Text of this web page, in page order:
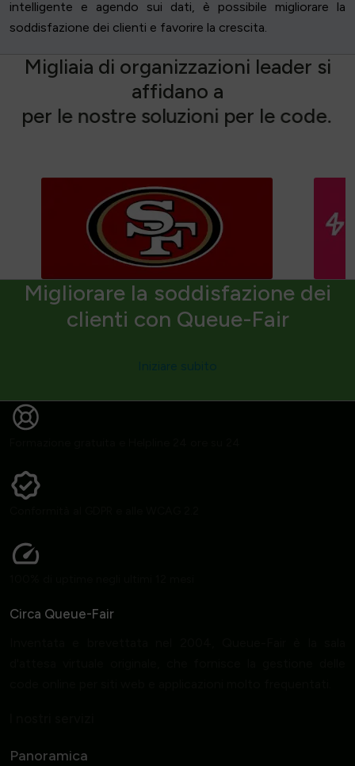
intelligente e agendo sui dati, è possibile migliorare la
soddisfazione dei clienti e favorire la crescita.
Migliaia di organizzazioni leader si
affidano a
per le nostre soluzion per le code.
Migliorare la soddisfazione dei
clienti con Queue-Fair
Circa Queue-Fair
Panoramica